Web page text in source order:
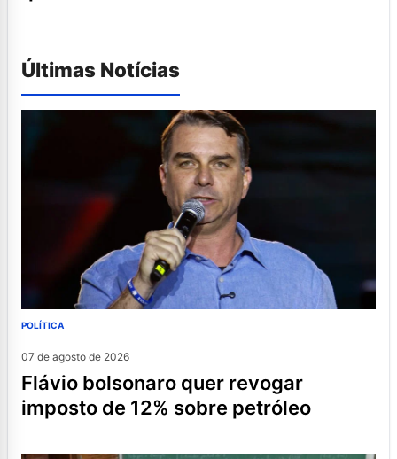
Últimas Notícias
POLÍTICA
07 de agosto de 2026
flávio bolsonaro quer revogar
imposto de 12% sobre petróleo